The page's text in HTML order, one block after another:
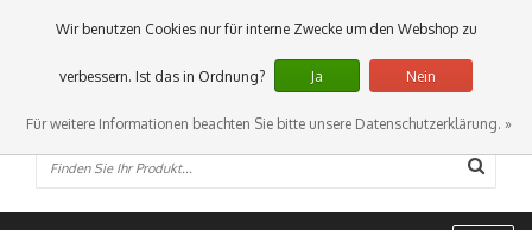
0 Artikel
Wir benutzen Cookies nur für interne Zwecke um den Webshop zu
verbessern. Ist das in Ordnung? Ja Nein
Für weitere Informationen beachten Sie bitte unsere Datenschutzerklärung. »